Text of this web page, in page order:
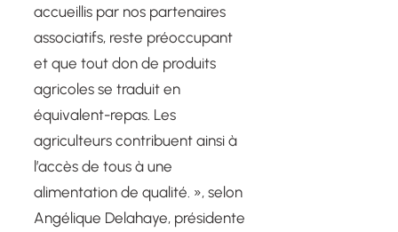
accueillis par nos partenaires
associatifs, reste préoccupant
et que tout don de produits
agricoles se traduit en
équivalent-repas. Les
agriculteurs contribuent ainsi à
l’accès de tous à une
alimentation de qualité. », selon
Angélique Delahaye, présidente